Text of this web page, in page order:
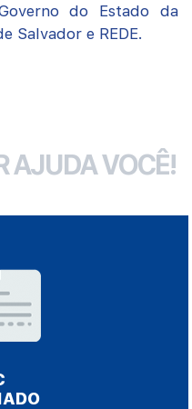
do Estado da
Salvador e REDE.
AJUDA VOCÊ!